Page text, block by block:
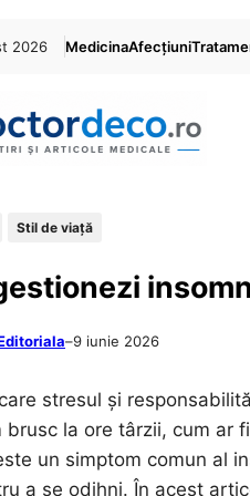
2026 MedicinaAfecțiuni
Stil de viaţă
–9 iunie 2026
stresul și
brusc la ore târzii, cum ar
un simptom comun al
a se odihni. În acest